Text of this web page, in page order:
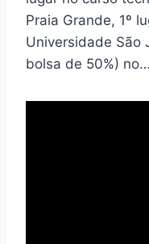
Praia Grande, 1º
Universidade São
bolsa de 50%) no…